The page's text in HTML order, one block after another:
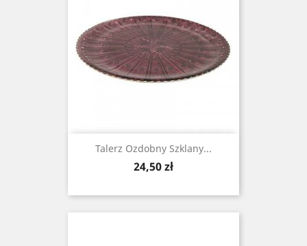
Talerz Ozdobny Szklany...
Cena
24,50 zł